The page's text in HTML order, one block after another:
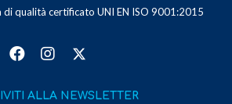
di qualità certificato UNI EN ISO 9001:2015
ALLA NEWSLETTER